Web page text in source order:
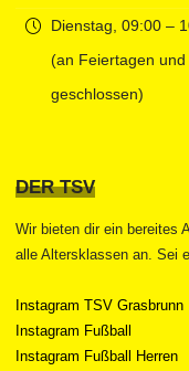
Dienstag, 09:00 –
(an Feiertagen
geschlossen)
DER TSV
Wir bieten dir ein bereites
alle Altersklassen an. Sei
Instagram TSV Grasbrunn
Instagram Fußball
Instagram Fußball Herren